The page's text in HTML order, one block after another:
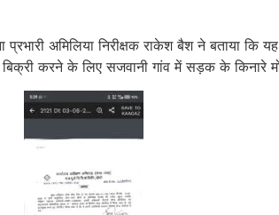
प्रभारी अमिलिया निरीक्षक राकेश बैश ने बताया
बिक्री करने के लिए सजवानी गांव में सड़क के किनारे